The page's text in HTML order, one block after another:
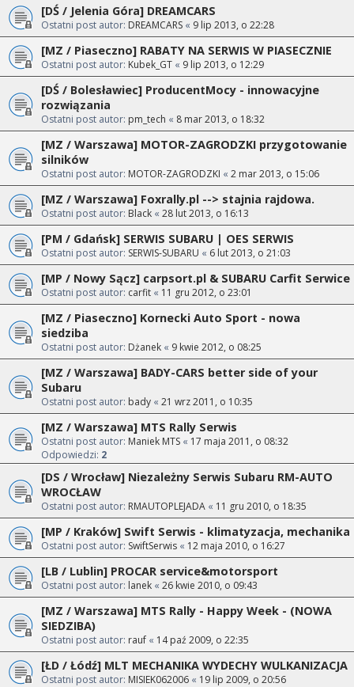
[DŚ / Jelenia Góra] DREAMCARS
Ostatni post autor: DREAMCARS « 9 lip 2013, o 22:28
[MZ / Piaseczno] RABATY NA SERWIS W PIASECZNIE
Ostatni post autor: Kubek_GT « 9 lip 2013, o 12:29
[DŚ / Bolesławiec] ProducentMocy - innowacyjne
rozwiązania
Ostatni post autor: pm_tech « 8 mar 2013, o 18:32
[MZ / Warszawa] MOTOR-ZAGRODZKI przygotowanie
silników
Ostatni post autor: MOTOR-ZAGRODZKI « 2 mar 2013, o 15:06
[MZ / Warszawa] Foxrally.pl --> stajnia rajdowa.
Ostatni post autor: Black « 28 lut 2013, o 16:13
[PM / Gdańsk] SERWIS SUBARU | OES SERWIS
Ostatni post autor: SERWIS-SUBARU « 6 lut 2013, o 21:03
[MP / Nowy Sącz] carpsort.pl & SUBARU Carfit Serwice
Ostatni post autor: carfit « 11 gru 2012, o 23:01
[MZ / Piaseczno] Kornecki Auto Sport - nowa
siedziba
Ostatni post autor: Dżanek « 9 kwie 2012, o 08:25
[MZ / Warszawa] BADY-CARS better side of your
Subaru
Ostatni post autor: bady « 21 wrz 2011, o 10:35
[MZ / Warszawa] MTS Rally Serwis
Ostatni post autor: Maniek MTS « 17 maja 2011, o 08:32
Odpowiedzi: 2
[DS / Wrocław] Niezależny Serwis Subaru RM-AUTO
WROCŁAW
Ostatni post autor: RMAUTOPLEJADA « 11 gru 2010, o 18:35
[MP / Kraków] Swift Serwis - klimatyzacja, mechanika
Ostatni post autor: SwiftSerwis « 12 maja 2010, o 16:27
[LB / Lublin] PROCAR service&motorsport
Ostatni post autor: lanek « 26 kwie 2010, o 09:43
[MZ / Warszawa] MTS Rally - Happy Week - (NOWA
SIEDZIBA)
Ostatni post autor: rauf « 14 paź 2009, o 22:35
[ŁD / Łódź] MLT MECHANIKA WYDECHY WULKANIZACJA
Ostatni post autor: MISIEK062006 « 19 lip 2009, o 20:56